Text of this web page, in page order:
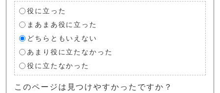
役に立った
まあまあ役に立った
どちらともいえない
あまり役に立たなかった
役に立たなかった
このページは見つけやすかったですか？